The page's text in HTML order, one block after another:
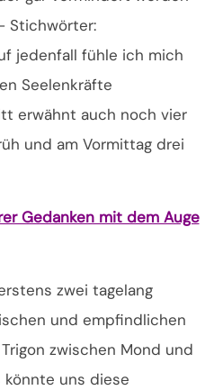
Stichwörter:
jedenfall fühle ich mich
Seelenkräfte
erwähnt auch noch vier
und am Vormittag drei
Gedanken mit dem Auge
zwei tagelang
und empfindlichen
zwischen Mond und
könnte uns diese